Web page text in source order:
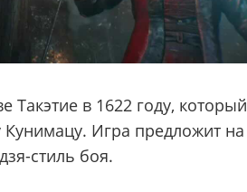
Такэтие в 1622 году, который
Кунимацу. Игра предложит на
стиль боя.